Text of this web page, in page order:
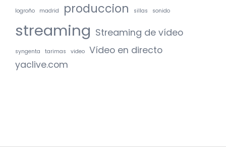
logroño madrid produccion sillas sonido
streaming Streaming de vídeo
syngenta tarimas video Vídeo en directo
yaclive.com